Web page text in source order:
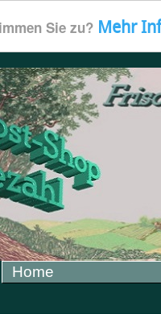
Sie zu? Mehr
Home